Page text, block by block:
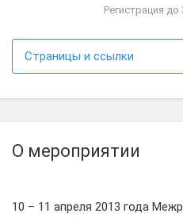
Регистрация до
Страницы и ссылки
О мероприятии
10 – 11 апреля 2013 года